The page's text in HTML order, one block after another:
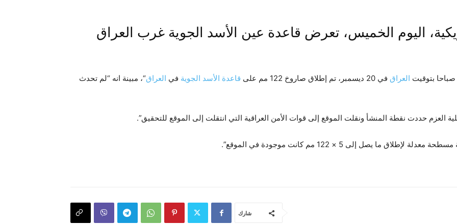
اليوم الخميس، تعرض قاعدة عين الأسد الجوية غرب العراق
العراق في 20 ديسمبر، تم إطلاق صاروخ 122 مم على قاعدة الأسد الجوية في العراق“، مبينة انه “لم تحدث
العزم حددت نقطة المنشأ ونقلت الموقع إلى قوات الأمن العراقية التي انتقلت إلى الموقع للتحقيق”.
يصل إلى 5 × 122 مم كانت موجودة في الموقع”.
شارك